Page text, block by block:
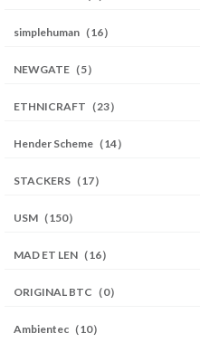
simplehuman（16）
NEWGATE（5）
ETHNICRAFT（23）
Hender Scheme（14）
STACKERS（17）
USM（150）
MAD ET LEN（16）
ORIGINAL BTC（0）
Ambientec（10）